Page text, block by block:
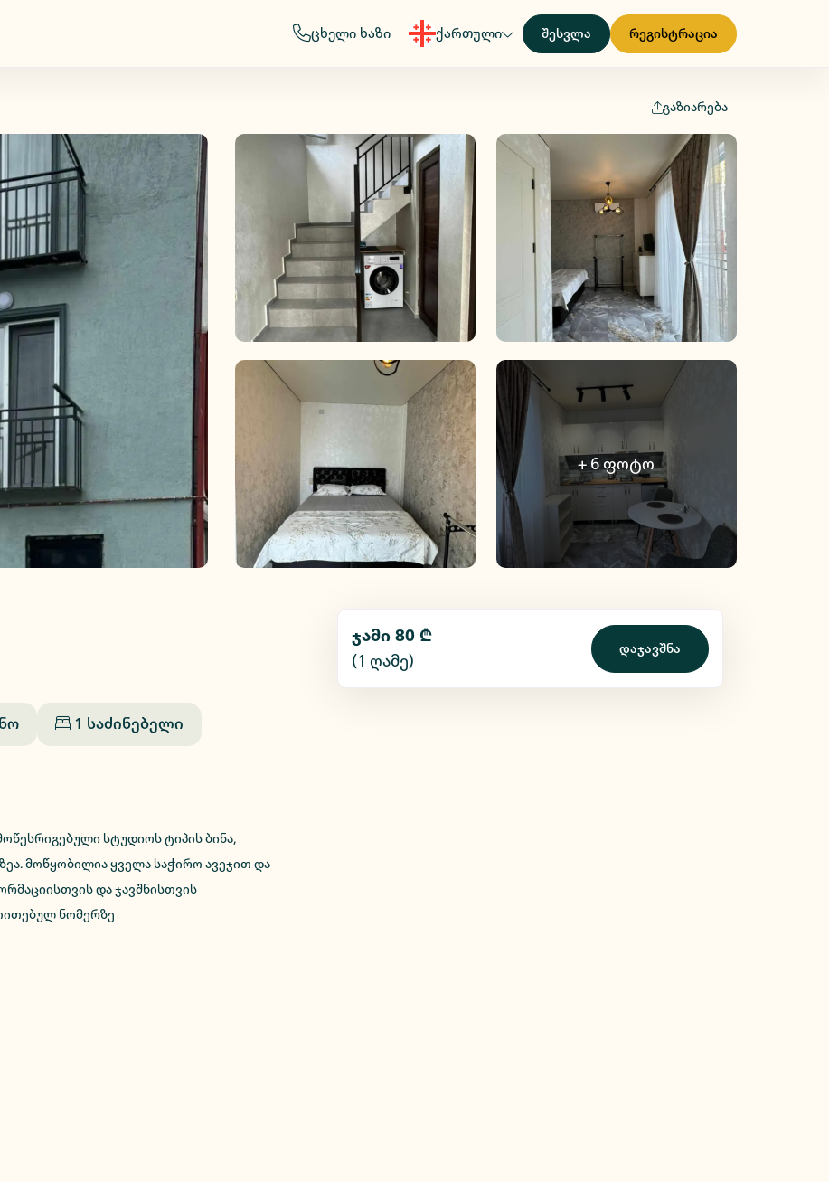
ცხელი ხაზი ქართული შესვლა რეგისტრაცია
გაზიარება
+ 6ფოტო
1 საძინებელი
სტუდიოს ტიპის ბინა,
მოწყობილია ყველა საჭირო ავეჯით და
და ჯავშნისთვის
ნომერზე
ჯამი 80 ₾
(1 ღამე)
დაჯავშნა